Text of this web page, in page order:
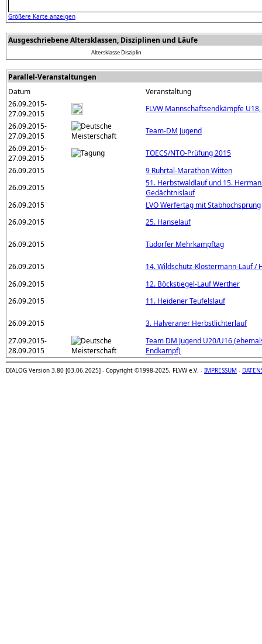
Größere Karte anzeigen
Ausgeschriebene Altersklassen, Disziplinen und Läufe
AltersklasseDisziplin
Parallel-Veranstaltungen
Datum
Veranstaltung
26.09.2015-
27.09.2015
FLVW Mannschaftsendkämpfe
26.09.2015-
27.09.2015
Team-DM Jugend
26.09.2015-
27.09.2015
TOECS/NTO-Prüfung 2015
26.09.2015
9 Ruhrtal-Marathon Witten
26.09.2015
51. Herbstwaldlauf und 15.
Gedächtnislauf
26.09.2015
LVO Werfertag mit Stabhochsprung
26.09.2015
25. Hanselauf
26.09.2015 Tudorfer Mehrkampftag
26.09.2015
14. Wildschütz-Klostermann-Lauf /
26.09.2015
12. Böckstiegel-Lauf Werther
26.09.2015
11. Heidener Teufelslauf
26.09.2015
3. Halveraner Herbstlichterlauf
27.09.2015-
28.09.2015
Team DM Jugend U20/U16
Endkampf)
DIALOG Version 3.80 [03.06.2025] - Copyright ©1998-2025, FLVW e.V. - IMPRESSUM -